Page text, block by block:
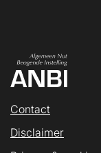
Contact
Disclaimer